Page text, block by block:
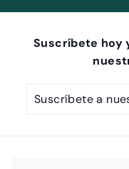
Suscríbete hoy
Suscríbete
Suscribir